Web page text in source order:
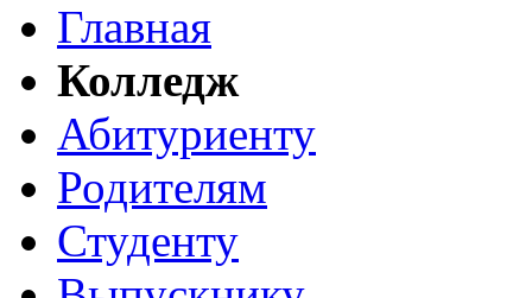
Главная
Колледж
Абитуриенту
Родителям
Студенту